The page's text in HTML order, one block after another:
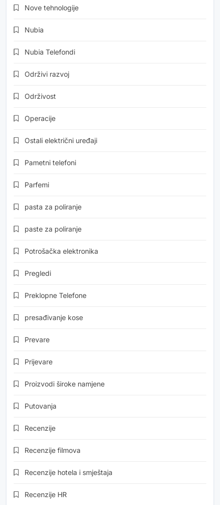
Nove tehnologije
Nubia
Nubia Telefondi
Održivi razvoj
Održivost
Operacije
Ostali električni uređaji
Pametni telefoni
Parfemi
pasta za poliranje
paste za poliranje
Potrošačka elektronika
Pregledi
Preklopne Telefone
presađivanje kose
Prevare
Prijevare
Proizvodi široke namjene
Putovanja
Recenzije
Recenzije filmova
Recenzije hotela i smještaja
Recenzije HR